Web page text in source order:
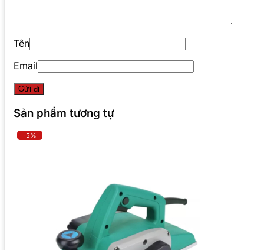
Tên
Email
Sản phẩm tương tự
-5%